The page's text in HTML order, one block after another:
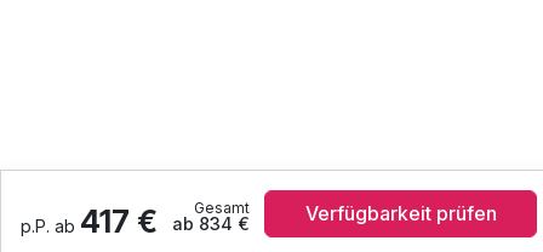
p.P. ab 417 € Gesamt
ab 834 € Verfügbarkeit prüfen